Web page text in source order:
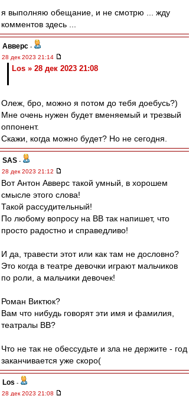
я выполняю обещание, и не смотрю ... жду
комментов здесь ...
Авверс -
28 дек 2023 21:14
Los » 28 дек 2023 21:08
Олеж, бро, можно я потом до тебя доебусь?)
Мне очень нужен будет вменяемый и трезвый
оппонент.
Скажи, когда можно будет? Но не сегодня.
SAS -
28 дек 2023 21:12
Вот Антон Авверс такой умный, в хорошем
смысле этого слова!
Такой рассудительный!
По любому вопросу на ВВ так напишет, что
просто радостно и справедливо!
И да, травести этот или как там не дословно?
Это когда в театре девочки играют мальчиков
по роли, а мальчики девочек!
Роман Виктюк?
Вам что нибудь говорят эти имя и фамилия,
театралы ВВ?
Что не так не обессудьте и зла не держите - год
заканчивается уже скоро(
Los -
28 дек 2023 21:08